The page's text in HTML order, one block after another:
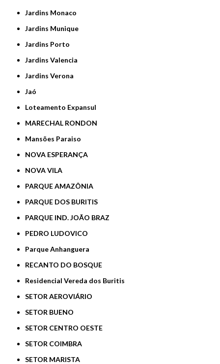
Jardins Monaco
Jardins Munique
Jardins Porto
Jardins Valencia
Jardins Verona
Jaó
Loteamento Expansul
MARECHAL RONDON
Mansões Paraiso
NOVA ESPERANÇA
NOVA VILA
PARQUE AMAZÔNIA
PARQUE DOS BURITIS
PARQUE IND. JOÃO BRAZ
PEDRO LUDOVICO
Parque Anhanguera
RECANTO DO BOSQUE
Residencial Vereda dos Buritis
SETOR AEROVIÁRIO
SETOR BUENO
SETOR CENTRO OESTE
SETOR COIMBRA
SETOR MARISTA